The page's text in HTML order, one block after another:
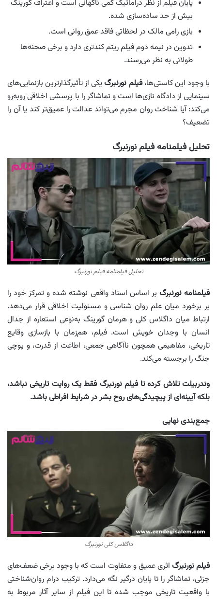
پایان فیلم از نظر دراماتیک کمی ناگهانی است و اعتراف گورینگ
بیش از حد ساده‌سازی شده.
بازی رامی مالک در لحظاتی فاقد عمق روانی است.
تدوین در نیمه دوم فیلم ریتم کندتری دارد و برخی صحنه‌ها
طولانی به نظر می‌رسند.
با وجود این کاستی‌ها،فیلم نورنبرگیکی از تأثیرگذارترین بازنمایی‌های
سینمایی از دادگاه نازی‌ها است و تماشاگر را با پرسشی اخلاقی روبه‌رو
می‌کند: آیا شناخت روان مجرم می‌تواند عدالت را عمیق‌تر کند یا آن را
تضعیف؟
تحلیل فیلمنامه فیلم نورنبرگ
تحلیل فیلمنامه فیلم نورنبرگ
فیلمنامه نورنبرگ بر اساس اسناد واقعی نوشته شده و تمرکز خود را
بر برخورد میان علم روان‌ شناسی و مسئولیت اخلاقی قرار می‌دهد.
ارتباط میان داگلاس کلی و هرمان گورینگ به‌نوعی استعاره از جدال
انسان با وجدان خویش است. فیلم، هم‌زمان با بازسازی وقایع
تاریخی، مفاهیمی همچون ناآگاهی جمعی، اطاعت از قدرت، و پوچی
جنگ را برجسته می‌کند.
وندربیلت تلاش کرده تا فیلم نورنبرگ فقط یک روایت تاریخی نباشد،
بلکه آیینه‌ای از پیچیدگی‌های روح بشر در شرایط افراطی باشد.
جمع‌بندی نهایی
داگلاس کلی نورنبرگ
فیلم نورنبرگ اثری عمیق و متفاوت است که با وجود برخی ضعف‌های
جزئی، تماشاگر را تا پایان درگیر نگه می‌دارد. ترکیب درام روان‌شناختی
با واقعیت تاریخی موجب شده تا این فیلم از سایر آثار مربوط به